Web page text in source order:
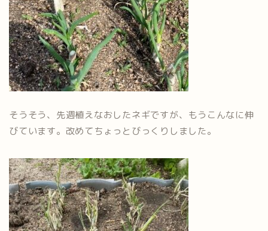
そうそう、先週植えなおしたネギですが、もうこんなに伸
びています。改めてちょっとびっくりしました。